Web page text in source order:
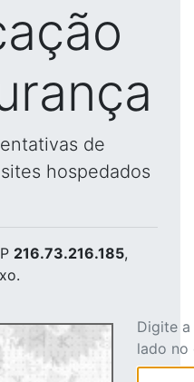
de
hospedados
216.73.216.185,
Digite
lado no